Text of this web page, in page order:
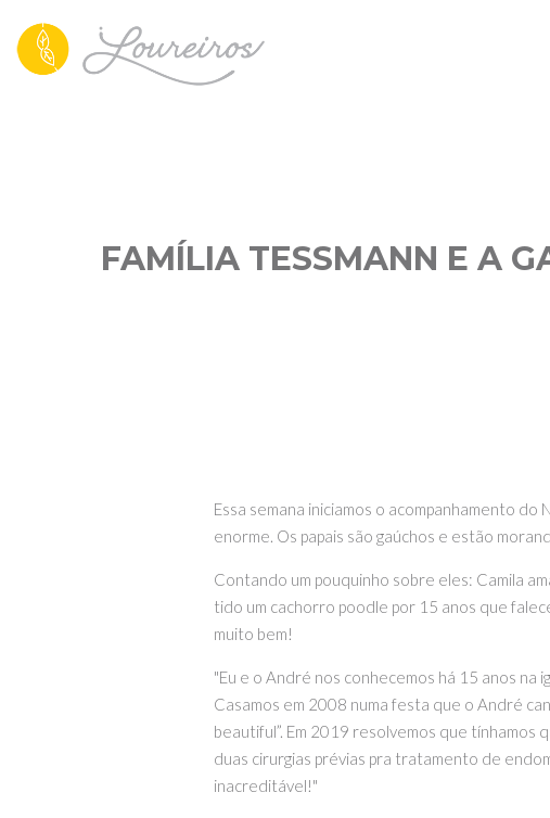
FAMÍLIA TESSMANN E A
Essa semana iniciamos o acompanhamento do
enorme. Os papais são gaúchos e estão
Contando um pouquinho sobre eles: Camila
tido um cachorro poodle por 15 anos que
muito bem!
"Eu e o André nos conhecemos há 15 anos na
Casamos em 2008 numa festa que o André
beautiful”. Em 2019 resolvemos que tínhamos
duas cirurgias prévias pra tratamento de
inacreditável!"